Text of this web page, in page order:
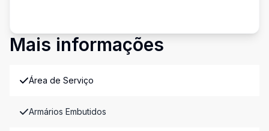
Mais informações
Área de Serviço
Armários Embutidos